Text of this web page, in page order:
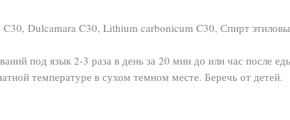
Dulcamara C30, Lithium carbonicum C30, Спирт
под язык 2-3 раза в день за 20 мин до или час после
температуре в сухом темном месте. Беречь от детей.